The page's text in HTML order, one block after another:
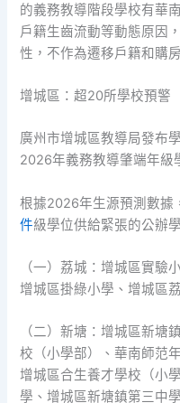
的義務教導階段學校有華
戶籍生齒流動等動態原因
性，不作為遷移戶籍和購
增城區：超20所學校預警
廣州市增城區教導局發布
2026年義務教導肇端年級
根據2026年生源預測數據
件級學位供給緊張的公辦
（一）荔城：增城區實驗
增城區掛綠小學、增城區
（二）新塘：增城區新塘
校（小學部）、華南師范
增城區合生養才學校（小
學、增城區新塘鎮第三中